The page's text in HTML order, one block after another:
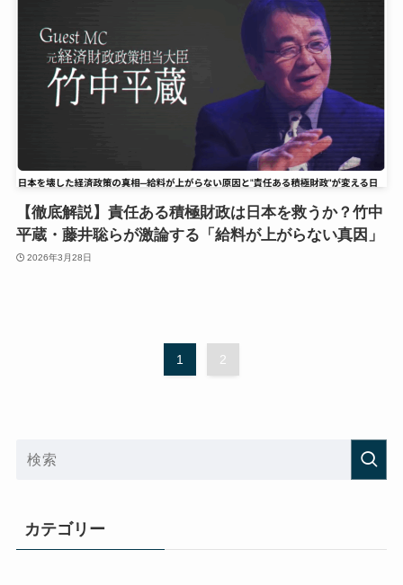
【徹底解説】責任ある積極財政は日本を救うか？竹中
平蔵・藤井聡らが激論する「給料が上がらない真因」
2026年3月28日
1 2
カテゴリー